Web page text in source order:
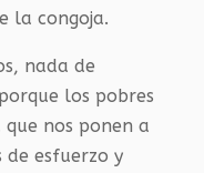
la congoja.
nada de
los pobres
que nos ponen a
de esfuerzo y